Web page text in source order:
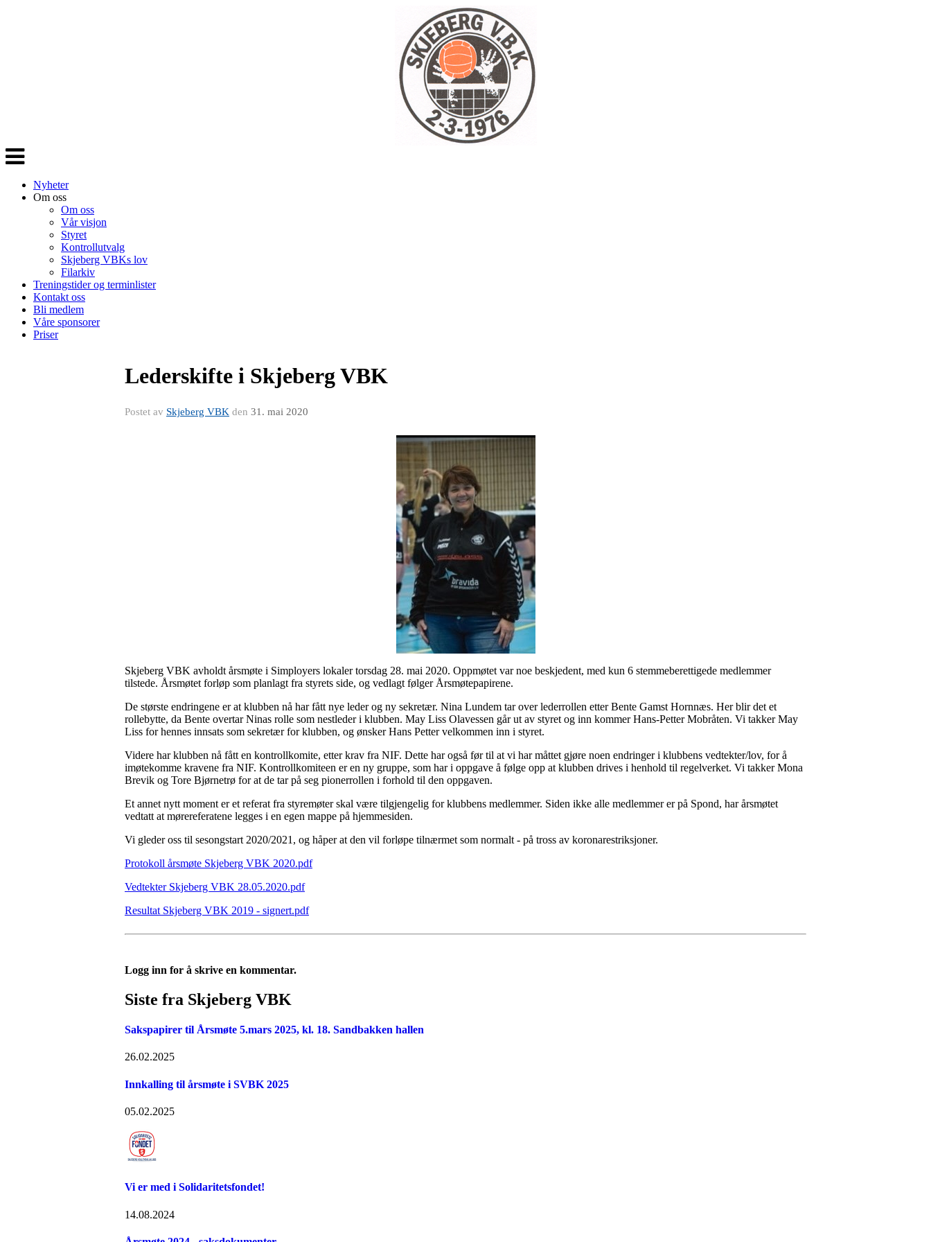
Veksle
navigasjon
Nyheter
Om oss
Om oss
Vår visjon
Styret
Kontrollutvalg
Skjeberg VBKs lov
Filarkiv
Treningstider og terminlister
Kontakt oss
Bli medlem
Våre sponsorer
Priser
Lederskifte i Skjeberg VBK
Postet av Skjeberg VBK den 31. mai 2020
Skjeberg VBK avholdt årsmøte i Simployers lokaler torsdag 28. mai 2020. Oppmøtet var noe beskjedent, med kun 6 stemmeberettigede medlemmer
tilstede. Årsmøtet forløp som planlagt fra styrets side, og vedlagt følger Årsmøtepapirene.
De største endringene er at klubben nå har fått nye leder og ny sekretær. Nina Lundem tar over lederrollen etter Bente Gamst Hornnæs. Her blir det et
rollebytte, da Bente overtar Ninas rolle som nestleder i klubben. May Liss Olavessen går ut av styret og inn kommer Hans-Petter Mobråten. Vi takker May
Liss for hennes innsats som sekretær for klubben, og ønsker Hans Petter velkommen inn i styret.
Videre har klubben nå fått en kontrollkomite, etter krav fra NIF. Dette har også før til at vi har måttet gjøre noen endringer i klubbens vedtekter/lov, for å
imøtekomme kravene fra NIF. Kontrollkomiteen er en ny gruppe, som har i oppgave å følge opp at klubben drives i henhold til regelverket. Vi takker Mona
Brevik og Tore Bjørnetrø for at de tar på seg pionerrollen i forhold til den oppgaven.
Et annet nytt moment er et referat fra styremøter skal være tilgjengelig for klubbens medlemmer. Siden ikke alle medlemmer er på Spond, har årsmøtet
vedtatt at mørereferatene legges i en egen mappe på hjemmesiden.
Vi gleder oss til sesongstart 2020/2021, og håper at den vil forløpe tilnærmet som normalt - på tross av koronarestriksjoner.
Protokoll årsmøte Skjeberg VBK 2020.pdf
Vedtekter Skjeberg VBK 28.05.2020.pdf
Resultat Skjeberg VBK 2019 - signert.pdf
Logg inn for å skrive en kommentar.
Siste fra Skjeberg VBK
Sakspapirer til Årsmøte 5.mars 2025, kl. 18. Sandbakken hallen
26.02.2025
Innkalling til årsmøte i SVBK 2025
05.02.2025
Vi er med i Solidaritetsfondet!
14.08.2024